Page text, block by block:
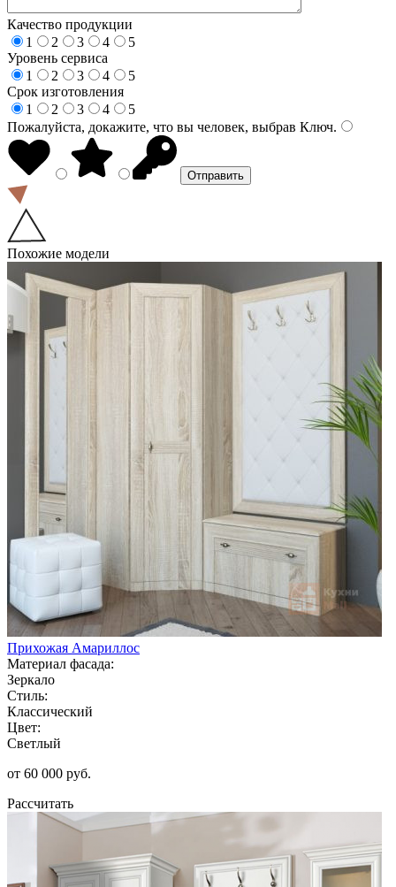
Качество продукции
1
2 3 4
5
Уровень сервиса
1
2 3 4
5
Срок изготовления
1
2 3 4
5
Пожалуйста, докажите, что вы человек, выбрав Ключ.
Похожие модели
Прихожая Амариллос
Материал фасада:
Зеркало
Стиль:
Классический
Цвет:
Светлый
от 60 000 руб.
Рассчитать